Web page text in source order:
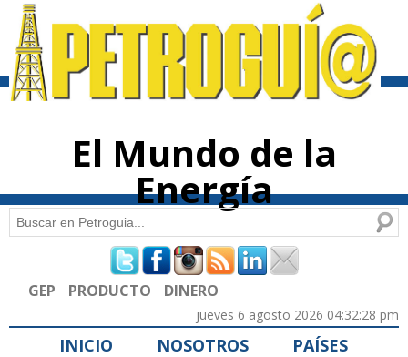
contenido
El Mundo de la
Energía
Formulario de búsqueda
Buscar
GEP PRODUCTO DINERO
jueves 6 agosto 2026 04:32:28 pm
INICIO NOSOTROS
PAÍSES